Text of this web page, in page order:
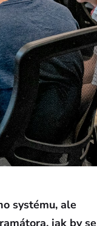
systému, ale
jak by se